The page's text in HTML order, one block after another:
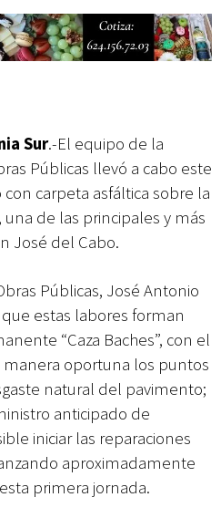
Sur.-El equipo de la
Públicas llevó a cabo este
carpeta asfáltica sobre la
una de las principales y más
José del Cabo.
Públicas, José Antonio
estas labores forman
“Caza Baches”, con el
oportuna los puntos
natural del pavimento;
anticipado de
iniciar las reparaciones
aproximadamente
primera jornada.